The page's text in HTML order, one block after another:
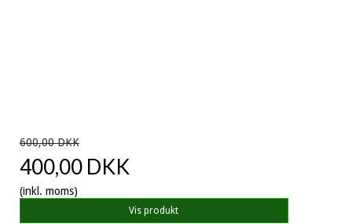
600,00 DKK
400,00 DKK
(inkl. moms)
Vis produkt